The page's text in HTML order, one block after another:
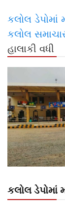
કલોલ ડેપોમાં
કલોલ
હાલાકી વધી
કલોલ ડેપોમાં